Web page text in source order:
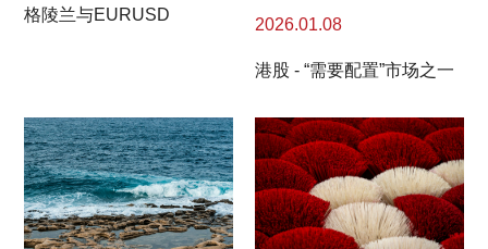
格陵兰与EURUSD
2026.01.08
港股 - “需要配置”市场之一